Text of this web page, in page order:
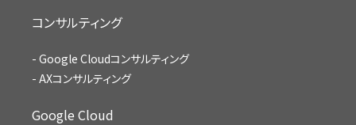
コンサルティング
Google Cloudコンサルティング
AXコンサルティング
Google Cloud